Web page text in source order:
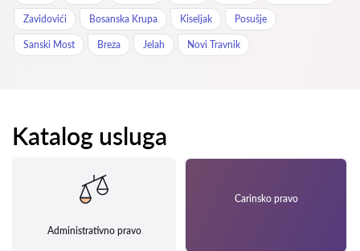
Zavidovići Bosanska Krupa Kiseljak Posušje
Sanski Most Breza Jelah Novi Travnik
Katalog usluga
Administrativno pravo
Carinsko pravo